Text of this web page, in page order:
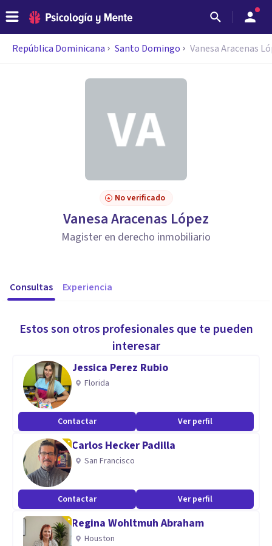
República Dominicana Santo Domingo Vanesa Aracenas
No verificado
Vanesa Aracenas López
Magister en derecho inmobiliario
Consultas Experiencia
Estos son otros profesionales que te pueden
interesar
Jessica Perez Rubio
Florida
Contactar Ver perfil
Carlos Hecker Padilla
San Francisco
Contactar Ver perfil
Regina Wohltmuh Abraham
Houston